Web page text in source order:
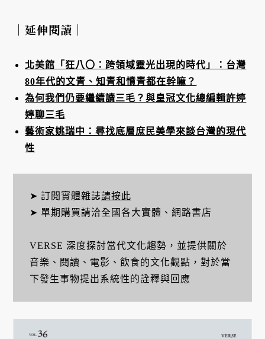
｜延伸閱讀｜
北美館「狂八〇：跨領域靈光出現的時代」：台灣
80年代的文青、知青和憤青都在幹嘛？
為何我們仍要繼續讀三毛？與皇冠文化總編輯許婷
婷聊三毛
藝術家姚瑞中：尋找底層庶民美學來談台灣的現代
性
➤ 訂閱實體雜誌請按此
➤ 單期購買請洽全國各大實體、網路書店
VERSE 深度探討當代文化趨勢，並提供關於
音樂、閱讀、電影、飲食的文化觀點，對於當
下發生事物提出系統性的詮釋與回應